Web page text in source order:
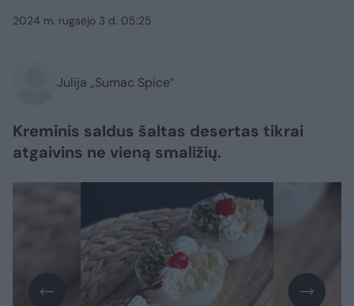
2024 m. rugsėjo 3 d. 05:25
Julija „Sumac Spice“
Kreminis saldus šaltas desertas tikrai
atgaivins ne vieną smaližių.